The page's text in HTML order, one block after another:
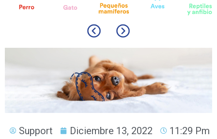
Support Diciembre 13, 2022
11:29 Pm